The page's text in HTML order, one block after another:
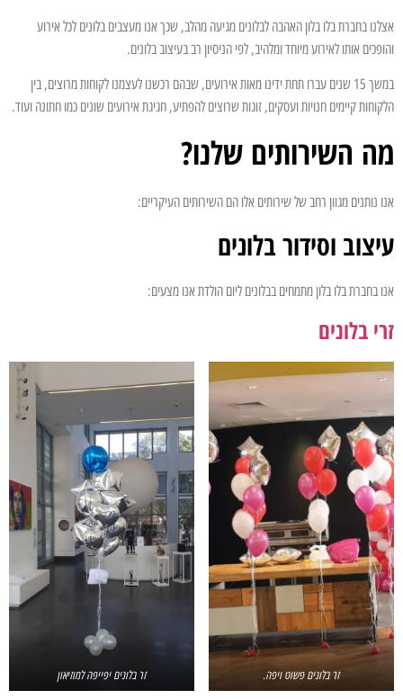
אצלנו בחברת בלו בלון האהבה לבלונים מגיעה מהלב, שכך אנו מעצבים בלונים לכל אירוע
והופכים אותו לאירוע מיוחד ומלהיב, לפי הניסיון רב בעיצוב בלונים.
במשך 15 שנים עברו תחת ידינו מאות אירועים, שבהם רכשנו לעצמנו לקוחות מרוצים, בין
הלקוחות קיימים חנויות ועסקים, זוגות שרוצים להפתיע, חגיגת אירועים שונים כמו חתונה ועוד.
מה השירותים שלנו?
אנו נותנים מגוון רחב של שירותים אלו הם השירותים העיקריים:
עיצוב וסידור בלונים
אנו בחברת בלו בלון מתמחים בבלונים ליום הולדת אנו מצעים:
זרי בלונים
זר בלונים פשוט ויפה. זר בלונים יפייפה למוזיאון